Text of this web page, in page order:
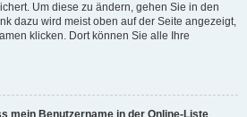
Um diese zu ändern, gehen Sie in den
dazu wird meist oben auf der Seite angezeigt,
klicken. Dort können Sie alle Ihre
mein Benutzername in der Online-Liste